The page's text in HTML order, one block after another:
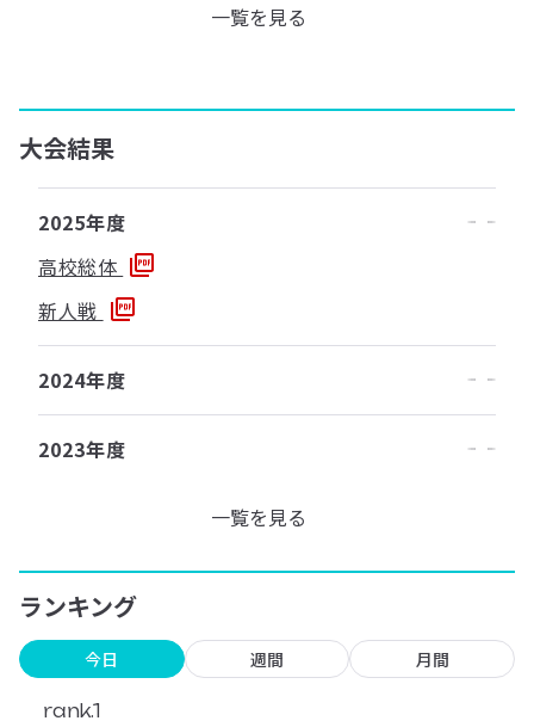
一覧を見る
大会結果
2025年度
高校総体
新人戦
2024年度
2023年度
一覧を見る
ランキング
今日 週間 月間
rank.1